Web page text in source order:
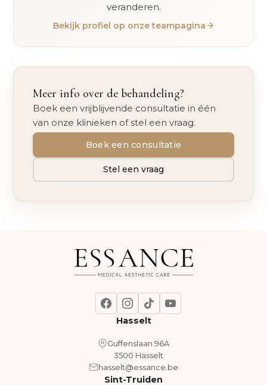
veranderen.
Bekijk profiel op onze teampagina
Meer info over de behandeling?
Boek een vrijblijvende consultatie in één
van onze klinieken of stel een vraag.
Boek een consultatie
Stel een vraag
Hasselt
Guffenslaan 96A
3500 Hasselt
hasselt@essance.be
Sint-Truiden